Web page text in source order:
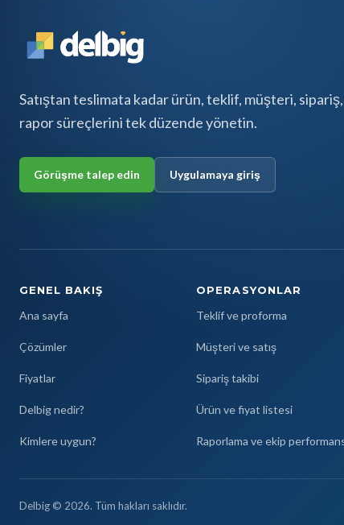
Satıştan teslimata kadar ürün, teklif, müşteri,
rapor süreçlerini tek düzende yönetin.
Görüşme talep edin Uygulamaya giriş
GENEL BAKIŞ
Ana sayfa
Çözümler
Fiyatlar
Delbig nedir?
Kimlere uygun?
OPERASYONLAR
Teklif ve proforma
Müşteri ve satış
Sipariş takibi
Ürün ve fiyat listesi
Raporlama ve ekip
Delbig © 2026. Tüm hakları saklıdır.